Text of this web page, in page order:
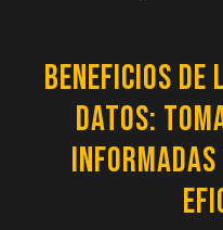
Beneficios
datos: